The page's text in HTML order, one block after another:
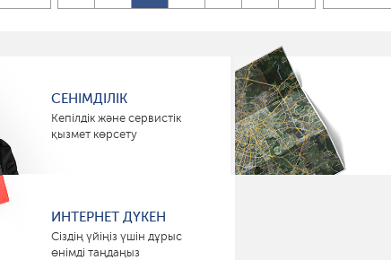
СЕНІМДІЛІК
Кепілдік және сервистік
қызмет көрсету
ИНТЕРНЕТ ДҮКЕН
Сіздің үйіңіз үшін дұрыс
өнімді таңдаңыз